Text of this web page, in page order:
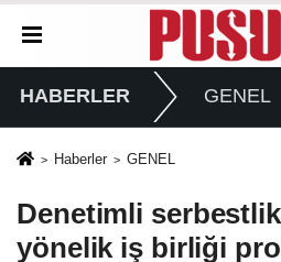
HABERLER GENEL
Haberler GENEL
Denetimli serbestlik
yönelik iş birliği